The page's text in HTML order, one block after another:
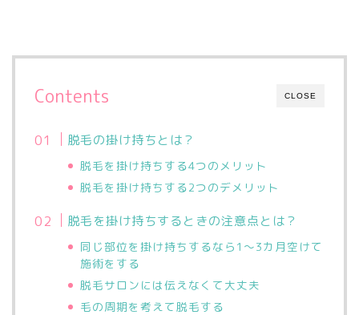
CLOSE
Contents
脱毛の掛け持ちとは？
脱毛を掛け持ちする4つのメリット
脱毛を掛け持ちする2つのデメリット
脱毛を掛け持ちするときの注意点とは？
同じ部位を掛け持ちするなら1〜3カ月空けて
施術をする
脱毛サロンには伝えなくて大丈夫
毛の周期を考えて脱毛する